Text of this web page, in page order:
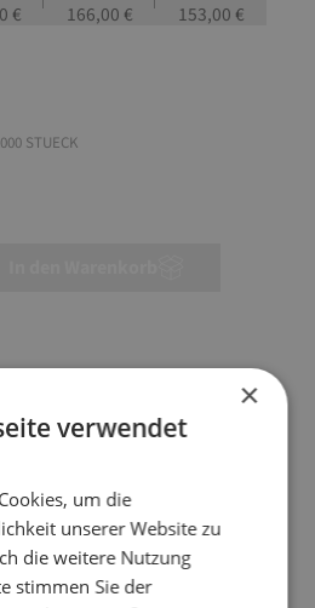
€ 166,00 €
153,00 €
STUECK
den gewünschten Wert
Textilien aller Art, sowie
Waren. Die
zum klassischen
×
verwendet
um die
unserer Website zu
die weitere Nutzung
stimmen Sie der